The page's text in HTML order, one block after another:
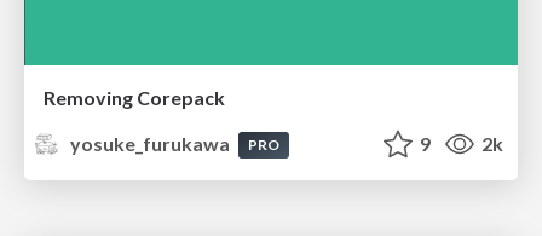
Removing Corepack
yosuke_furukawa
PRO 9 2k